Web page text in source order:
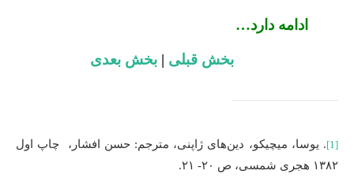
ادامه دارد…
بخش قبلی |بخش بعدی
[1]. یوسا، میچیکو، دین‌های ژاپنی، مترجم: حسن افشار، چاپ اول
۱۳۸۲ هجری شمسی، ص ۲۰- ۲۱.